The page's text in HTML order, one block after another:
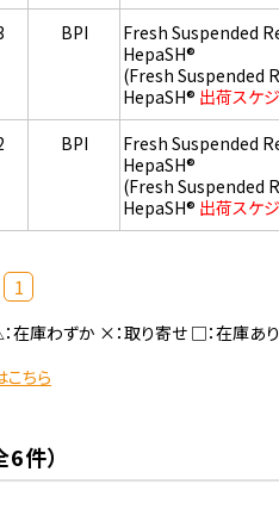
BPI
Fresh Suspended
HepaSH®
(Fresh Suspended
HepaSH® 出荷スケ
BPI
Fresh Suspended
HepaSH®
(Fresh Suspended
HepaSH® 出荷スケ
1
在庫わずか ×：取り寄せ □：在庫あ
ちら
件）